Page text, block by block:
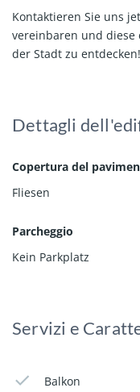
Kontaktieren Sie uns
vereinbaren und diese
der Stadt zu entdecken!
Dettagli
Copertura del
Fliesen
Parcheggio
Kein Parkplatz
Servizi e
Balkon